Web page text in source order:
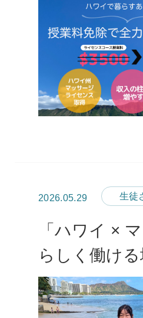
2026.05.29 生徒
「ハワイ ×
らしく働け